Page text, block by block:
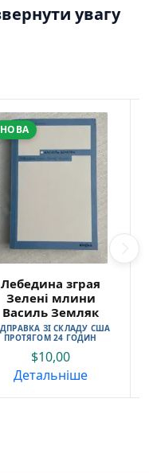
увагу
НОВА
Лебедина зграя
Зелені млини
Василь Земляк
ЗІ СКЛАДУ США
ПРОТЯГОМ 24 ГОДИН
$10,00
Детальніше